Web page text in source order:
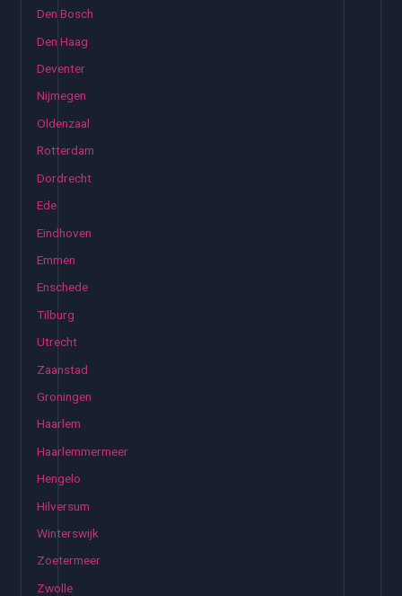
Den Bosch
Den Haag
Deventer
Nijmegen
Oldenzaal
Rotterdam
Dordrecht
Ede
Eindhoven
Emmen
Enschede
Tilburg
Utrecht
Zaanstad
Groningen
Haarlem
Haarlemmermeer
Hengelo
Hilversum
Winterswijk
Zoetermeer
Zwolle